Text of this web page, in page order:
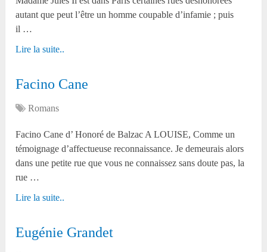
autant que peut l’être un homme coupable d’infamie ; puis
il …
Lire la suite..
Facino Cane
Romans
Facino Cane d’ Honoré de Balzac A LOUISE, Comme un
témoignage d’affectueuse reconnaissance. Je demeurais alors
dans une petite rue que vous ne connaissez sans doute pas, la
rue …
Lire la suite..
Eugénie Grandet